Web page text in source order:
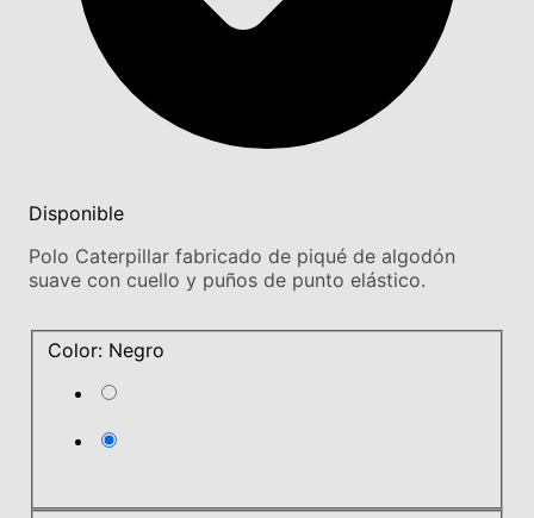
Disponible
Polo Caterpillar fabricado de piqué de algodón
suave con cuello y puños de punto elástico.
Color: Negro